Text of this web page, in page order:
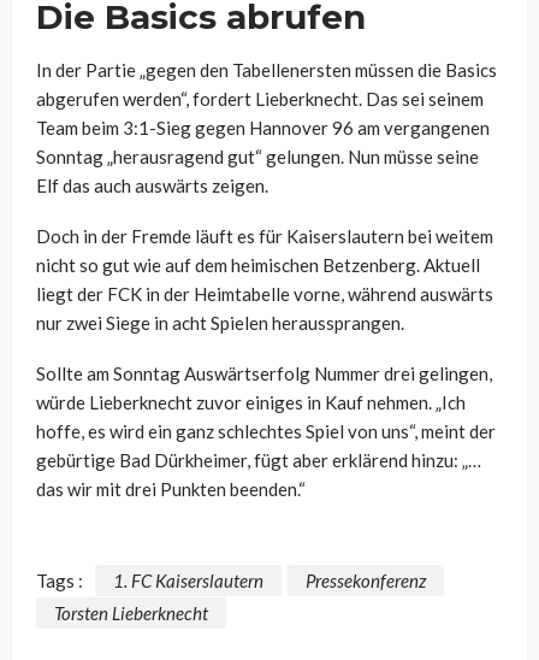
Die Basics abrufen
In der Partie „gegen den Tabellenersten müssen die Basics
abgerufen werden“, fordert Lieberknecht. Das sei seinem
Team beim 3:1-Sieg gegen Hannover 96 am vergangenen
Sonntag „herausragend gut“ gelungen. Nun müsse seine
Elf das auch auswärts zeigen.
Doch in der Fremde läuft es für Kaiserslautern bei weitem
nicht so gut wie auf dem heimischen Betzenberg. Aktuell
liegt der FCK in der Heimtabelle vorne, während auswärts
nur zwei Siege in acht Spielen heraussprangen.
Sollte am Sonntag Auswärtserfolg Nummer drei gelingen,
würde Lieberknecht zuvor einiges in Kauf nehmen. „Ich
hoffe, es wird ein ganz schlechtes Spiel von uns“, meint der
gebürtige Bad Dürkheimer, fügt aber erklärend hinzu: „…
das wir mit drei Punkten beenden.“
Tags : 1. FC Kaiserslautern
Pressekonferenz
Torsten Lieberknecht